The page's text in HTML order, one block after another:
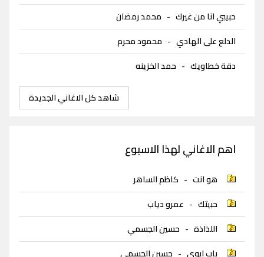
حبيبي انا من غيرك - محمد رمضان
الدلع على الهادي - محمود محرم
دقة خطاويك - حمد الخزينه
شاهد كل الاغاني الجديدة
اهم الاغاني لهذا الاسبوع
هو انت - كاظم الساهر
حبيتك - عمرو دياب
اللذاذة - حسين الجسمي
باب ابوي - حسين الجسمي